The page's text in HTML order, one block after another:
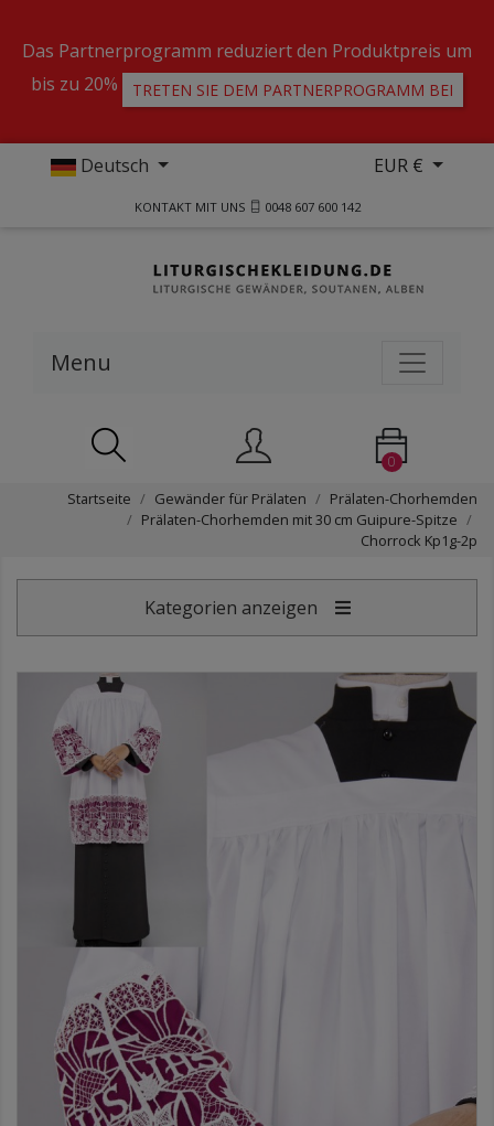
Das Partnerprogramm reduziert den Produktpreis um
bis zu 20%
TRETEN SIE DEM PARTNERPROGRAMM BEI
Deutsch EUR €
KONTAKT MIT UNS 0048 607 600 142
Menu
0
Startseite Gewänder für Prälaten
Prälaten-Chorhemden
Prälaten-Chorhemden mit 30 cm Guipure-Spitze
Chorrock Kp1g-2p
Kategorien anzeigen